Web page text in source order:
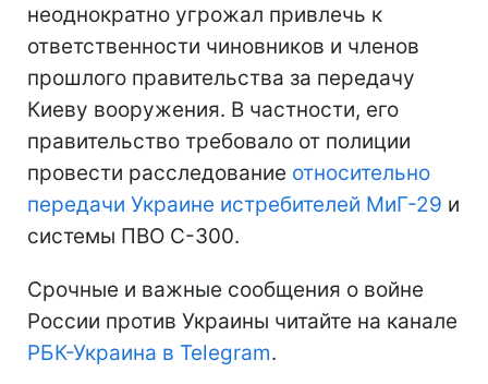
неоднократно угрожал привлечь к
ответственности чиновников и членов
прошлого правительства за передачу
Киеву вооружения. В частности, его
правительство требовало от полиции
провести расследование относительно
передачи Украине истребителей МиГ-29 и
системы ПВО С-300.
Срочные и важные сообщения о войне
России против Украины читайте на канале
РБК-Украина в Telegram.